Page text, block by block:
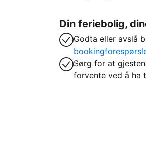
Din feriebolig,
Godta eller avslå
Sørg for at
forvente ved å ha